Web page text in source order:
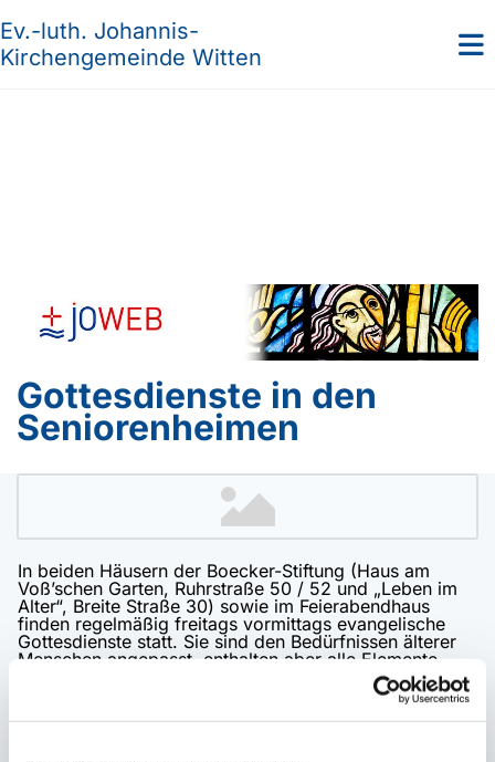
Ev.-luth. Johannis-
Kirchengemeinde Witten
Gottesdienste in den
Seniorenheimen
In beiden Häusern der Boecker-Stiftung (Haus am
Voß’schen Garten, Ruhrstraße 50 / 52 und „Leben im
Alter“, Breite Straße 30) sowie im Feierabendhaus
finden regelmäßig freitags vormittags evangelische
Gottesdienste statt. Sie sind den Bedürfnissen älterer
Menschen angepasst, enthalten aber alle Elemente
eines sonntäglichen Gottesdienstes. Sie sind offen für
alle, also auch für Menschen, die nicht in der